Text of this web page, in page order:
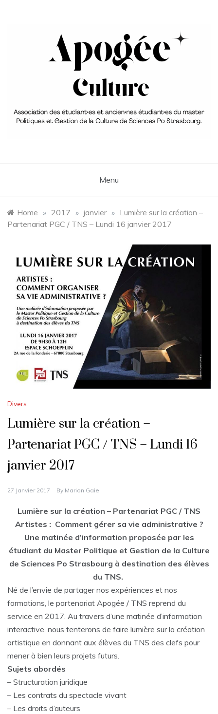
élèves du master Politique et
Gestion de la Culture
Menu
Home » 2017 » janvier » Lumière sur la création –
Partenariat PGC / TNS – Lundi 16 janvier 2017
Divers
Lumière sur la création –
Partenariat PGC / TNS – Lundi 16
janvier 2017
27 Janvier 2017 By Marion Gaie
Lumière sur la création – Partenariat PGC / TNS
Artistes : Comment gérer sa vie administrative ?
Une matinée d’information proposée par les
étudiant du Master Politique et Gestion de la Culture
de Sciences Po Strasbourg à destination des élèves
du TNS.
Né de l’envie de partager nos expériences et nos
formations, le partenariat Apogée / TNS reprend du
service en 2017. Au travers d’une matinée d’information
interactive, nous tenterons de faire lumière sur la création
artistique en donnant aux élèves du TNS des clefs pour
mener à bien leurs projets futurs.
Sujets abordés
– Structuration juridique
– Les contrats du spectacle vivant
– Les droits d’auteurs